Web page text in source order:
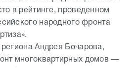
в рейтинге, проведенном
народного фронта
Андрея Бочарова,
многоквартирных домов —